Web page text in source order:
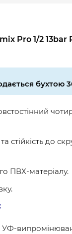
Pro 1/2 13bar
бухтою
стійкість до
ПВХ-матеріалу.
УФ-